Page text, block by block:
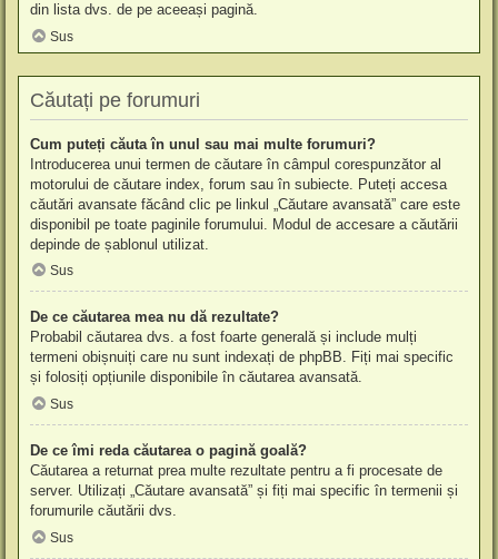
din lista dvs. de pe aceeași pagină.
Sus
Căutați pe forumuri
Cum puteți căuta în unul sau mai multe forumuri?
Introducerea unui termen de căutare în câmpul corespunzător al
motorului de căutare index, forum sau în subiecte. Puteți accesa
căutări avansate făcând clic pe linkul „Căutare avansată” care este
disponibil pe toate paginile forumului. Modul de accesare a căutării
depinde de șablonul utilizat.
Sus
De ce căutarea mea nu dă rezultate?
Probabil căutarea dvs. a fost foarte generală și include mulți
termeni obișnuiți care nu sunt indexați de phpBB. Fiți mai specific
și folosiți opțiunile disponibile în căutarea avansată.
Sus
De ce îmi reda căutarea o pagină goală?
Căutarea a returnat prea multe rezultate pentru a fi procesate de
server. Utilizați „Căutare avansată” și fiți mai specific în termenii și
forumurile căutării dvs.
Sus